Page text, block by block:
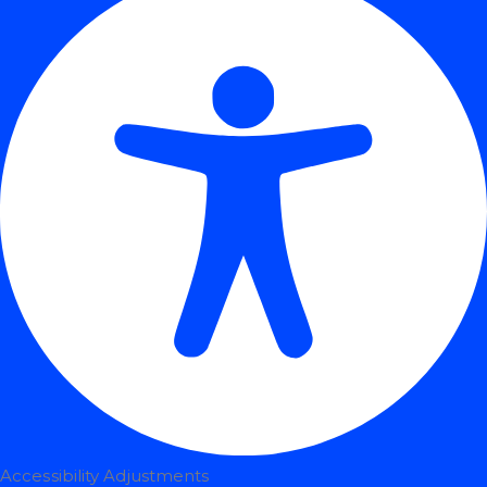
Accessibility Adjustments